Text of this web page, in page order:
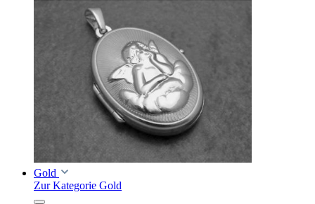
Gold
Zur Kategorie Gold